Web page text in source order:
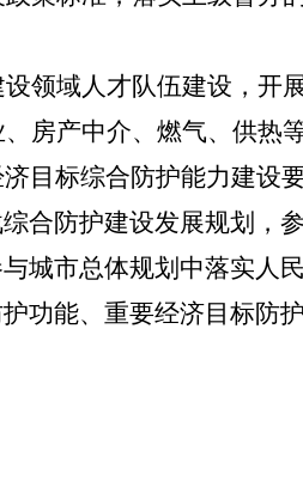
领域人才队伍建设 ， 开
房产中介、燃气、供热
目标综合防护能力建设
合防护建设发展规划，
城市总体规划中落实人
功能、重要经济目标防护